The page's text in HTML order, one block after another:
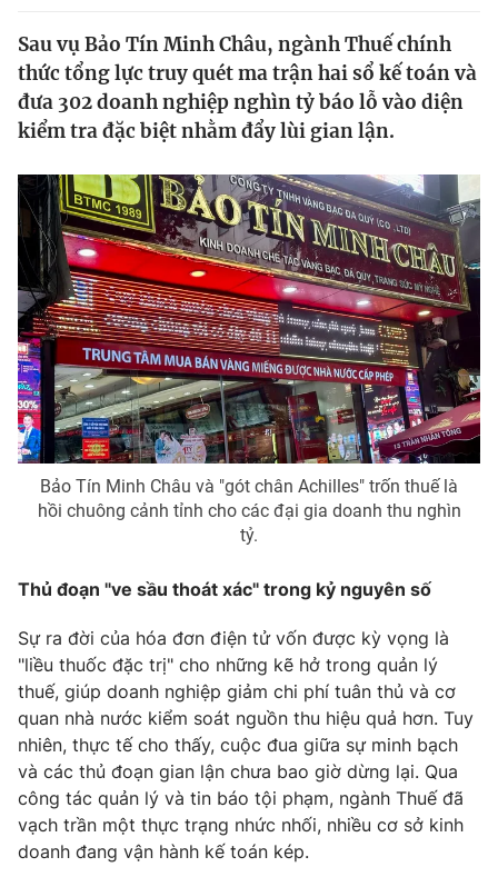
Tin tức
Thế giới đó đây
Câu chuyện quốc tế
Kinh tế
Tài chính
Góc doanh nghiệp
Dữ liệu và đời sống
Truyền hình
Phim VTV
Hậu trường
Nhân vật
Khán giả
Giải sao mai
Giải trí
Điện ảnh
Âm nhạc
Sao
Đời sống
Du lịch
Làm đẹp
Chất lượng cuộc sống
Giáo dục
Tuyển sinh
Học trực tuyến
Công nghệ
Hitech Công nghệ tương lai
Thị trường
Tư vấn
Giao lưu trực tuyến
Lịch phát sóng
Chuyên mục khác
Emagazine Podcast
Photo Infographic
Video Shorts video
Sau vụ Bảo Tín Minh Châu, ngành Thuế chính
thức tổng lực truy quét ma trận hai sổ kế toán và
đưa 302 doanh nghiệp nghìn tỷ báo lỗ vào diện
kiểm tra đặc biệt nhằm đẩy lùi gian lận.
Bảo Tín Minh Châu và "gót chân Achilles" trốn thuế là
hồi chuông cảnh tỉnh cho các đại gia doanh thu nghìn
tỷ.
Thủ đoạn "ve sầu thoát xác" trong kỷ nguyên số
Sự ra đời của hóa đơn điện tử vốn được kỳ vọng là
"liều thuốc đặc trị" cho những kẽ hở trong quản lý
thuế, giúp doanh nghiệp giảm chi phí tuân thủ và cơ
quan nhà nước kiểm soát nguồn thu hiệu quả hơn. Tuy
nhiên, thực tế cho thấy, cuộc đua giữa sự minh bạch
và các thủ đoạn gian lận chưa bao giờ dừng lại. Qua
công tác quản lý và tin báo tội phạm, ngành Thuế đã
vạch trần một thực trạng nhức nhối, nhiều cơ sở kinh
doanh đang vận hành kế toán kép.